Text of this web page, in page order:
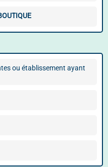
ou établissement ayant